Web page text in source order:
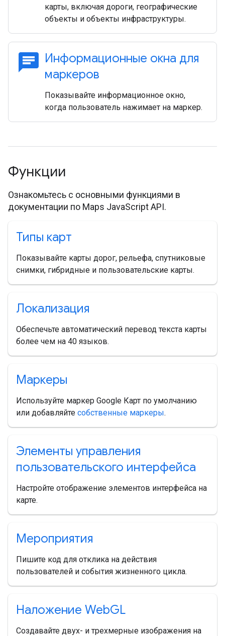
карты, включая дороги, географические
объекты и объекты инфраструктуры.
chat Информационные окна для
маркеров
Показывайте информационное окно,
когда пользователь нажимает на маркер.
Функции
Ознакомьтесь с основными функциями в
документации по Maps JavaScript API.
Типы карт
Показывайте карты дорог, рельефа, спутниковые
снимки, гибридные и пользовательские карты.
Локализация
Обеспечьте автоматический перевод текста карты
более чем на 40 языков.
Маркеры
Используйте маркер Google Карт по умолчанию
или добавляйте собственные маркеры.
Элементы управления
пользовательского интерфейса
Настройте отображение элементов интерфейса на
карте.
Мероприятия
Пишите код для отклика на действия
пользователей и события жизненного цикла.
Наложение WebGL
Создавайте двух- и трехмерные изображения на